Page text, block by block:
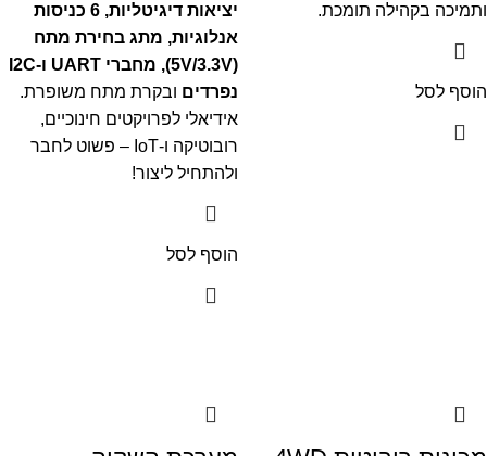
ותמיכה בקהילה תומכת.
הוסף לסל
יציאות דיגיטליות, 6 כניסות
אנלוגיות, מתג בחירת מתח
(5V/3.3V), מחברי UART ו-I2C
נפרדים ובקרת מתח משופרת.
אידיאלי לפרויקטים חינוכיים,
רובוטיקה ו-IoT – פשוט לחבר
ולהתחיל ליצור!
הוסף לסל